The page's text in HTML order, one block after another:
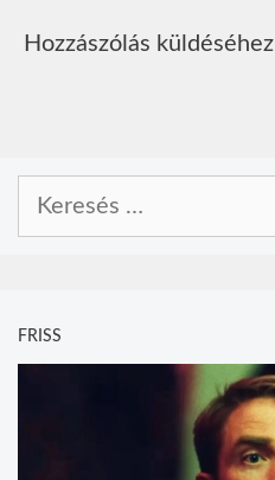
Hozzászólás küldéséhez
FRISS